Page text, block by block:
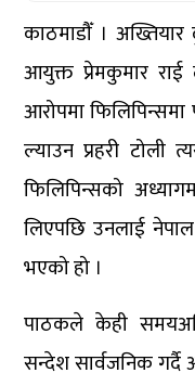
काठमाडौँ ।
आयुक्त प्रेमकुमार राई
आरोपमा
ल्याउन प्रहरी
फिलिपिन्सको
लिएपछि उनलाई नेपाल
भएको हो ।
पाठकले केही
सन्देश सार्वजनिक गर्दै